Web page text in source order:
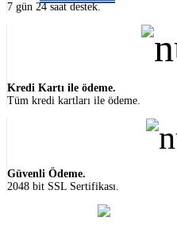
7 gün 24 saat destek.
Kredi Kartı ile ödeme.
Tüm kredi kartları ile ödeme.
Güvenli Ödeme.
2048 bit SSL Sertifikası.